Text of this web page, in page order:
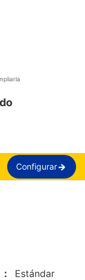
Configurar
Estándar